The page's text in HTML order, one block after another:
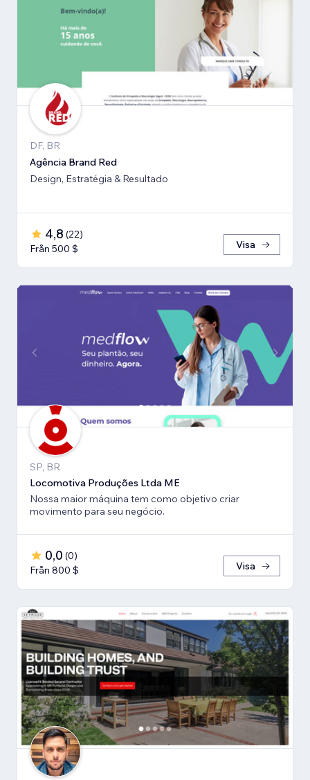
DF, BR
Agência Brand Red
Design, Estratégia & Resultado
4,8 (22)
Från 500 $
Visa
SP, BR
Locomotiva Produções Ltda ME
Nossa maior máquina tem como objetivo criar
movimento para seu negócio.
0,0 (0)
Från 800 $
Visa